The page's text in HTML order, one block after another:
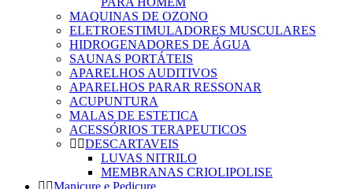
MAQUINAS DE OZONO
ELETROESTIMULADORES MUSCULARES
HIDROGENADORES DE ÁGUA
SAUNAS PORTÁTEIS
APARELHOS AUDITIVOS
APARELHOS PARAR RESSONAR
ACUPUNTURA
MALAS DE ESTETICA
ACESSÓRIOS TERAPEUTICOS
DESCARTAVEIS
LUVAS NITRILO
MEMBRANAS CRIOLIPOLISE
Manicure e Pedicure